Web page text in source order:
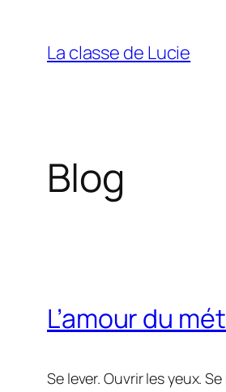
contenu
La classe de Lucie
Blog
L’amour du
Se lever. Ouvrir les yeux.